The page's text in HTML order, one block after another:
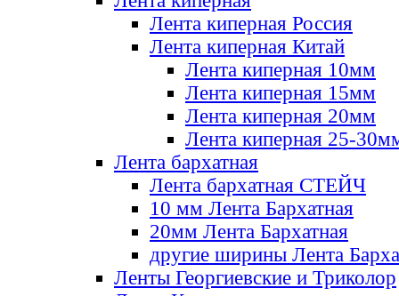
Лента киперная Россия
Лента киперная Китай
Лента киперная 10мм
Лента киперная 15мм
Лента киперная 20мм
Лента киперная 25-
Лента бархатная
Лента бархатная СТЕЙЧ
10 мм Лента Бархатная
20мм Лента Бархатная
другие ширины Лента
Ленты Георгиевские и Триколор